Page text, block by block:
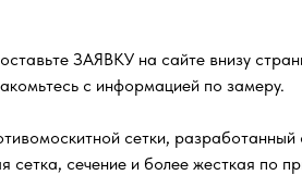
ЗАЯВКУ на сайте внизу
с информацией по замеру.
сетки,
сечение и более жесткая по